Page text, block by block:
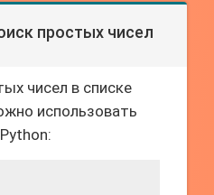
простых чисел
чисел в списке
использовать